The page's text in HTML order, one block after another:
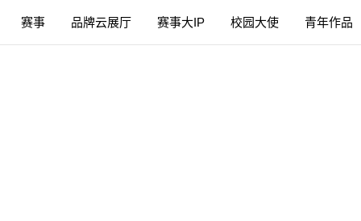
赛事 品牌云展厅 赛事大IP 校园大使 青年作品